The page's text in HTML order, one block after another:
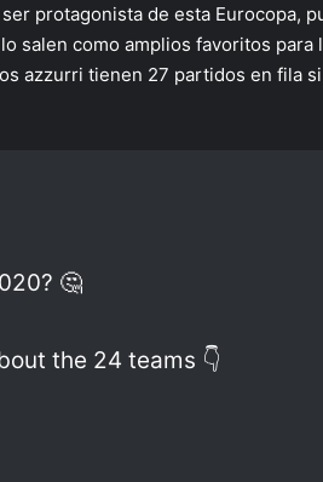
protagonista de esta Eurocopa,
salen como amplios favoritos para
azzurri tienen 27 partidos en fila
🤔
the 24 teams 👇